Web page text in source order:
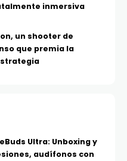
inmersiva
un shooter de
que premia la
Ultra: Unboxing y
audífonos con